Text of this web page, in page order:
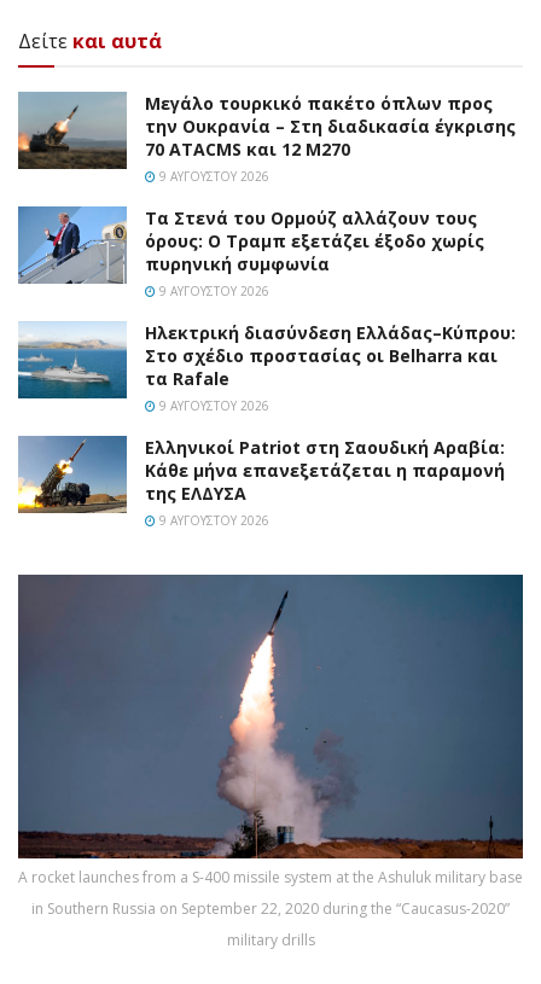
Δείτε και αυτά
Μεγάλο τουρκικό πακέτο όπλων προς
την Ουκρανία – Στη διαδικασία έγκρισης
70 ATACMS και 12 M270
9 ΑΥΓΟΎΣΤΟΥ 2026
Τα Στενά του Ορμούζ αλλάζουν τους
όρους: Ο Τραμπ εξετάζει έξοδο χωρίς
πυρηνική συμφωνία
9 ΑΥΓΟΎΣΤΟΥ 2026
Ηλεκτρική διασύνδεση Ελλάδας–Κύπρου:
Στο σχέδιο προστασίας οι Belharra και
τα Rafale
9 ΑΥΓΟΎΣΤΟΥ 2026
Ελληνικοί Patriot στη Σαουδική Αραβία:
Κάθε μήνα επανεξετάζεται η παραμονή
της ΕΛΔΥΣΑ
9 ΑΥΓΟΎΣΤΟΥ 2026
A rocket launches from a S-400 missile system at the Ashuluk military base
in Southern Russia on September 22, 2020 during the “Caucasus-2020”
military drills